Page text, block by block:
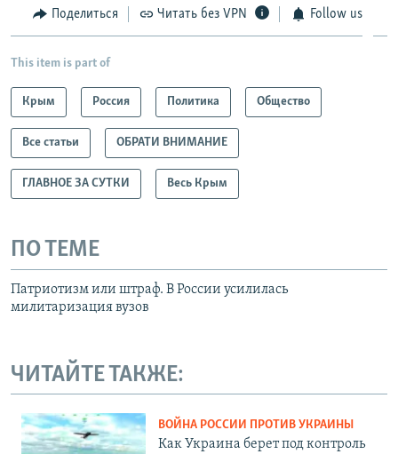
Поделиться Читать без VPN Follow us
This item is part of
Крым Россия Политика Общество
Все статьи ОБРАТИ ВНИМАНИЕ
ГЛАВНОЕ ЗА СУТКИ Весь Крым
ПО ТЕМЕ
Патриотизм или штраф. В России усилилась
милитаризация вузов
ЧИТАЙТЕ ТАКЖЕ:
ВОЙНА РОССИИ ПРОТИВ УКРАИНЫ
Как Украина берет под контроль